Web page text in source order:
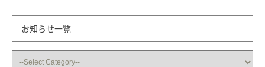
お知らせ一覧